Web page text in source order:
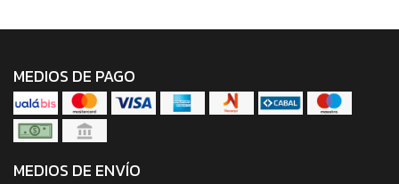
MEDIOS DE PAGO
MEDIOS DE ENVÍO